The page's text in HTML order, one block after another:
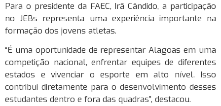
Para o presidente da FAEC, Irã Cândido, a participação
no JEBs representa uma experiência importante na
formação dos jovens atletas.
“É uma oportunidade de representar Alagoas em uma
competição nacional, enfrentar equipes de diferentes
estados e vivenciar o esporte em alto nível. Isso
contribui diretamente para o desenvolvimento desses
estudantes dentro e fora das quadras”, destacou.